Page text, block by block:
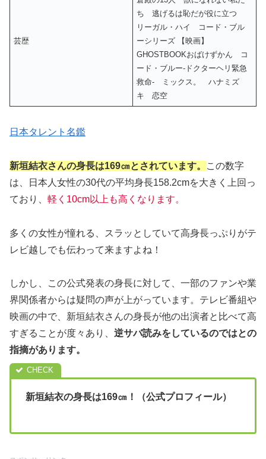
芸歴
ち 逃げるは恥だが役に立つ
リーガル・ハイ コード・ブル
ーシリーズ 【映画】
GHOSTBOOKおばけずかん コ
ード・ブルー-ドクターヘリ緊急
救命- ミックス。 ハナミズ
キ 恋空
日本タレント名鑑
新垣結衣さんの身長は169㎝とされています。
この数字
は、日本人女性の30代の平均身長158.2cmを大きく上回っ
ており、 軽く10cm以上も高くなります。
多くの女性が憧れる、スラッとしていて高身長っぷりがテ
レビ越しでも伝わって来ますよね！
しかし、この公式発表の身長に対して、一部のファンや業
界関係者からは疑問の声が上がっています。テレビ番組や
映画の中で、新垣結衣さんの身長が他の出演者と比べて高
すぎることが度々あり、 逆サバ読みをしているのではとの
指摘があります。
新垣結衣の身長は169㎝！（公式プロフィール）